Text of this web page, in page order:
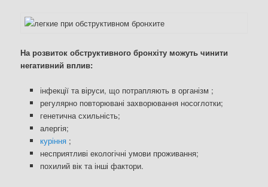
На розвиток обструктивного бронхіту можуть чинити
негативний вплив:
інфекції та віруси, що потрапляють в організм ;
регулярно повторювані захворювання носоглотки;
генетична схильність;
алергія;
куріння ;
несприятливі екологічні умови проживання;
похилий вік та інші фактори.